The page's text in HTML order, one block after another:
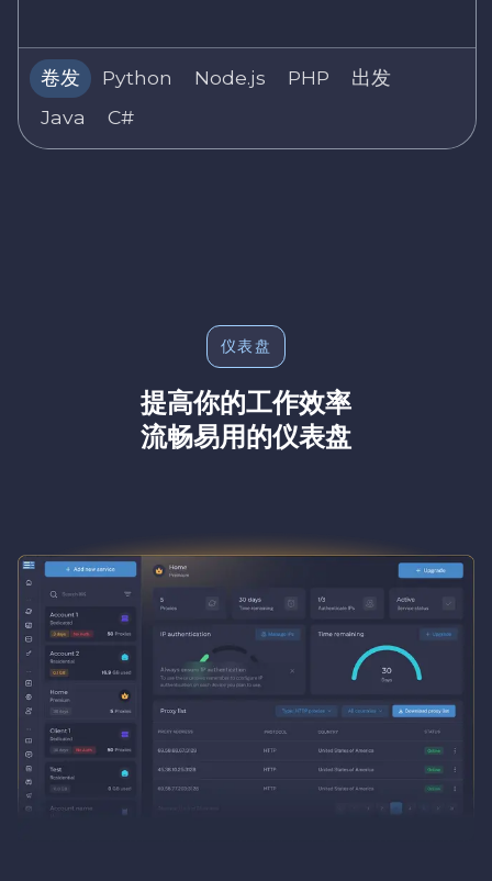
卷发 Python Node.js PHP
出发
Java
C#
仪表盘
提高你的工作效率
流畅易用的仪表盘